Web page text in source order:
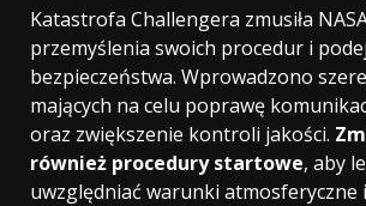
Katastrofa Challengera zmusiła
przemyślenia swoich procedur i
bezpieczeństwa. Wprowadzono
mających na celu poprawę
oraz zwiększenie kontroli jakości.
również procedury startowe, aby
uwzględniać warunki atmosferyczne